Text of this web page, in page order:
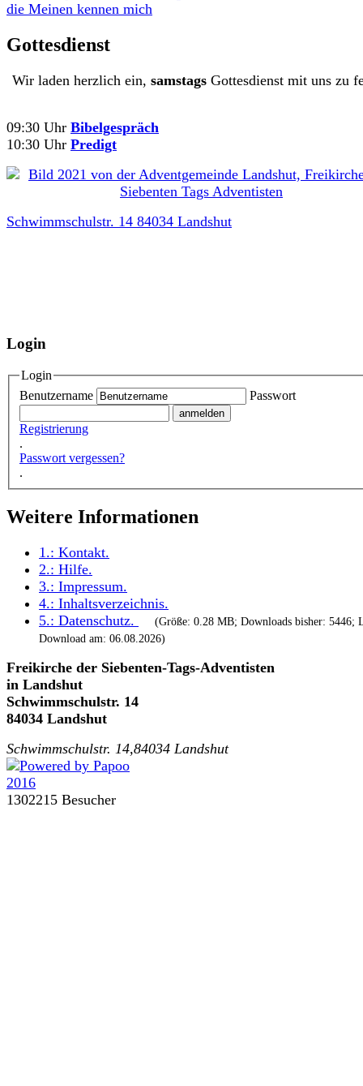
Gottesdienst
Wir laden herzlich ein, samstagsGottesdienst mit uns zu
09:30 Uhr Bibelgespräch
10:30 Uhr Predigt
Schwimmschulstr. 14 84034 Landshut
Login
Login
Benutzername
Passwort
Registrierung
.
Passwort vergessen?
.
Weitere Informationen
1.: Kontakt.
2.: Hilfe.
3.: Impressum.
4.: Inhaltsverzeichnis.
5.: Datenschutz.
(Größe: 0.28 MB; Downloads bisher: 5446;
Download am: 06.08.2026)
Freikirche der Siebenten-Tags-Adventisten
in Landshut
Schwimmschulstr. 14
84034 Landshut
Schwimmschulstr. 14,84034 Landshut
1302215 Besucher